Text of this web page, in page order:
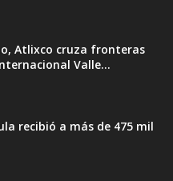
Atlixco cruza fronteras
Valle...
recibió a más de 475 mil